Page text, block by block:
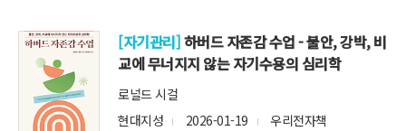
[자기관리]하버드 자존감 수업 - 불안, 강박, 비
교에 무너지지 않는 자기수용의 심리학
로널드 시걸
현대지성
2026-01-19
우리전자책